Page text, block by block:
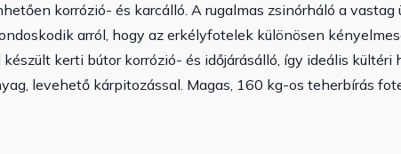
korrózió- és karcálló. A rugalmas zsinórháló a vastag
arról, hogy az erkélyfotelek különösen
kerti bútor korrózió- és időjárásálló, így ideális kültéri
levehető kárpitozással. Magas, 160 kg-os teherbírás